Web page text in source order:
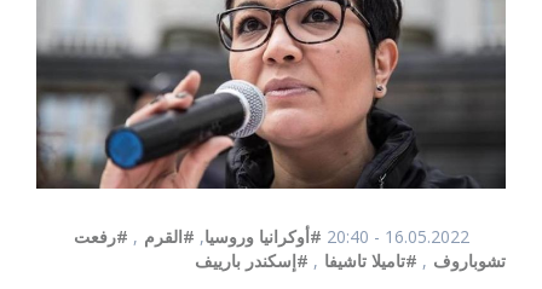
16.05.2022 - 20:40 #أوكرانيا وروسيا, #القرم , #رفعت
تشوباروف , #تاميلا تاشيفا , #إسكندر بارييف